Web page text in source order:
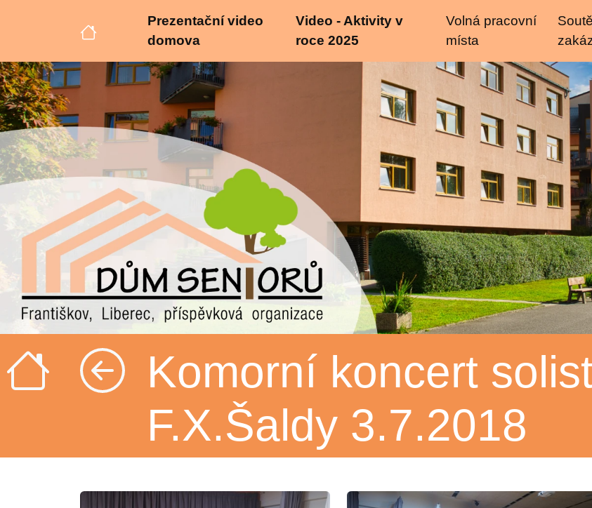
Prezentační video
domova
Video - Aktivity v
roce 2025
Volná pracovní
místa
Komorní koncert
F.X.Šaldy 3.7.2018